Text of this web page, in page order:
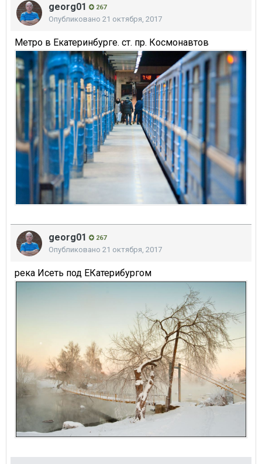
georg01 267
Опубликовано 21 октября, 2017
Метро в Екатеринбурге. ст. пр. Космонавтов
georg01 267
Опубликовано 21 октября, 2017
река Исеть под ЕКатерибургом